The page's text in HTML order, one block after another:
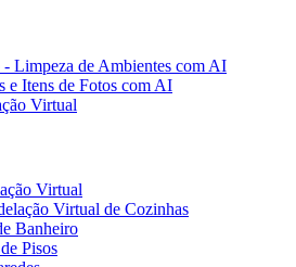
- Limpeza de Ambientes com AI
e Itens de Fotos com AI
Virtual
Virtual
Virtual de Cozinhas
Banheiro
Pisos